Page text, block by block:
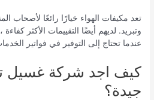
تعد مكيفات الهواء خيارًا رائعًا لأصحاب
وتبريد. لديهم أيضًا التقييمات الأكثر
عندما تحتاج إلى التوفير في فواتير
كيف اجد شركة غسيل
جيدة؟